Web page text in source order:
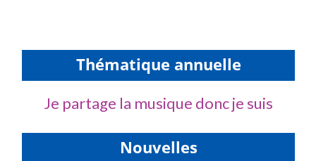
Thématique annuelle
Je partage la musique donc je suis
Nouvelles